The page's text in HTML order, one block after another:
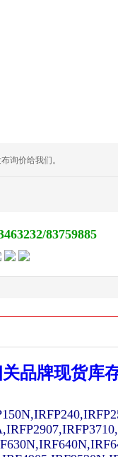
询价给我们。
83759885
品牌现货库